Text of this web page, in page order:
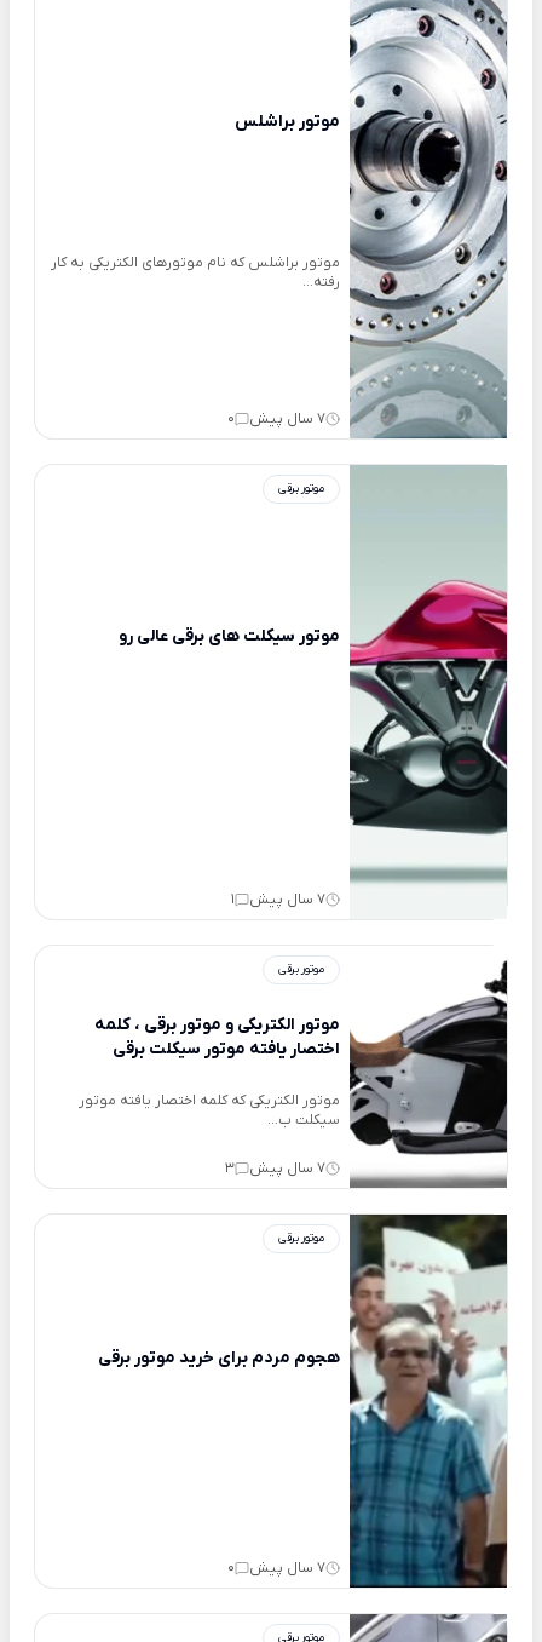
موتور براشلس
موتور براشلس که نام موتورهای الکتریکی به کار
رفته...
7 سال پیش 0
موتور برقی
موتور سیکلت های برقی عالی رو
7 سال پیش 1
موتور برقی
موتور الکتریکی و موتور برقی ، کلمه
اختصار یافته موتور سیکلت برقی
موتور الکتریکی که کلمه اختصار یافته موتور
سیکلت ب...
7 سال پیش 3
موتور برقی
هجوم مردم برای خرید موتور برقی
7 سال پیش 0
موتور برقی